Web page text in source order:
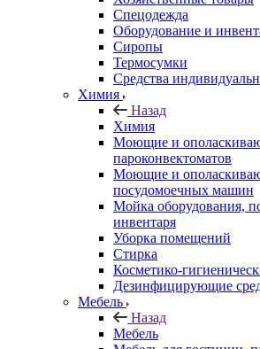
Спецодежда
Оборудование и
Сиропы
Термосумки
Средства
Химия
Назад
Химия
Моющие и
пароконвектоматов
Моющие и
посудомоечных машин
Мойка оборудования,
инвентаря
Уборка помещений
Стирка
Косметико-
Дезинфицирующие
Мебель
Назад
Мебель